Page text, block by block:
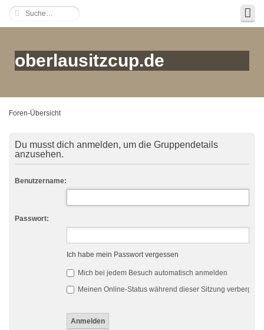
oberlausitzcup.de
Foren-Übersicht
Du musst dich anmelden, um die Gruppendetails
anzusehen.
Benutzername:
Passwort:
Ich habe mein Passwort vergessen
Mich bei jedem Besuch automatisch anmelden
Meinen Online-Status während dieser Sitzung verbergen